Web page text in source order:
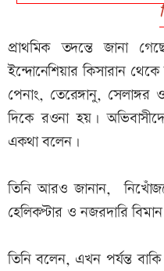
প্রাথমিক তদন্তে জানা
ইন্দোনেশিয়ার কিসারান
পেনাং, তেরেঙ্গানু, সেলাঙ্গর
দিকে রওনা হয়।
একথা বলেন।
তিনি আরও জানান,
হেলিকপ্টার ও নজরদারি
তিনি বলেন, এখন পর্যন্ত